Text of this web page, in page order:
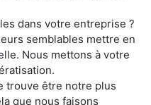
dans votre entreprise ?
semblables mettre en
Nous mettons à votre
trouve être notre plus
que nous faisons